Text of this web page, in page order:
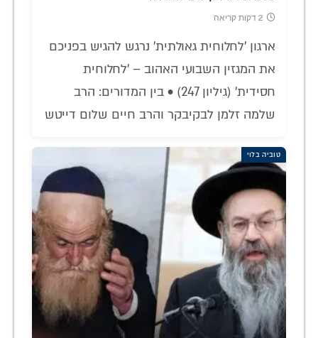
2 דקות קריאה
ארגון 'לחלוחית גאולתית' נרגש להגיש בפניכם
את המגזין השבועי האהוב – 'לחלוחית
חסידית' (גיליון 247) • בין המדורים: הרב
שלמה זלמן לבקיבקר והרב חיים שלום דייטש
טוביה בלוי